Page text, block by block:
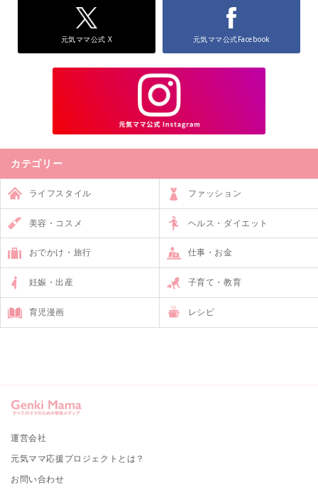
元気ママ公式 X 元気ママ公式Facebook
カテゴリー
ライフスタイル ファッション
美容・コスメ ヘルス・ダイエット
おでかけ・旅行 仕事・お金
妊娠・出産 子育て・教育
育児漫画 レシピ
運営会社
元気ママ応援プロジェクトとは？
お問い合わせ